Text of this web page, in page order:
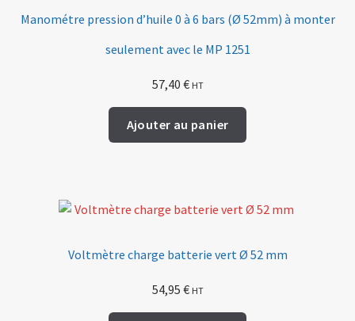
Manométre pression d’huile 0 à 6 bars (Ø 52mm) à monter
seulement avec le MP 1251
57,40 € HT
Ajouter au panier
Voltmètre charge batterie vert Ø 52 mm
54,95 € HT